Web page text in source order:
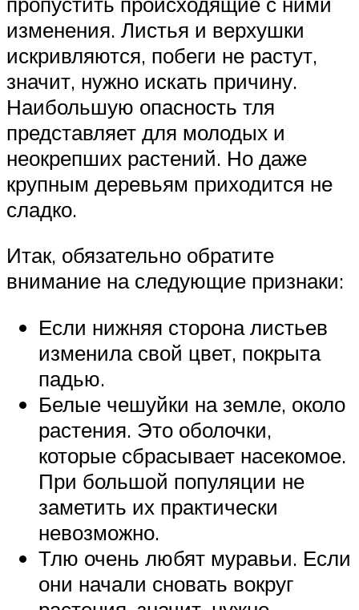
изменения. Листья и верхушки
искривляются, побеги не растут,
значит, нужно искать причину.
Наибольшую опасность тля
представляет для молодых и
неокрепших растений. Но даже
крупным деревьям приходится не
сладко.
Итак, обязательно обратите
внимание на следующие признаки:
Если нижняя сторона листьев
изменила свой цвет, покрыта
падью.
Белые чешуйки на земле, около
растения. Это оболочки,
которые сбрасывает насекомое.
При большой популяции не
заметить их практически
невозможно.
Тлю очень любят муравьи. Если
они начали сновать вокруг